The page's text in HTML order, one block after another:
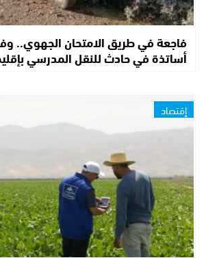
فاجعة في طريق الامتحان الجهوي..
أساتذة في حادث للنقل المدرسي
إقتصاد